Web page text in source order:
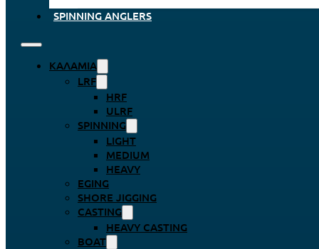
SPINNING ANGLERS
ΚΑΛΆΜΙΑ
LRF
HRF
ULRF
SPINNING
LIGHT
MEDIUM
HEAVY
EGING
SHORE JIGGING
CASTING
HEAVY CASTING
BOAT